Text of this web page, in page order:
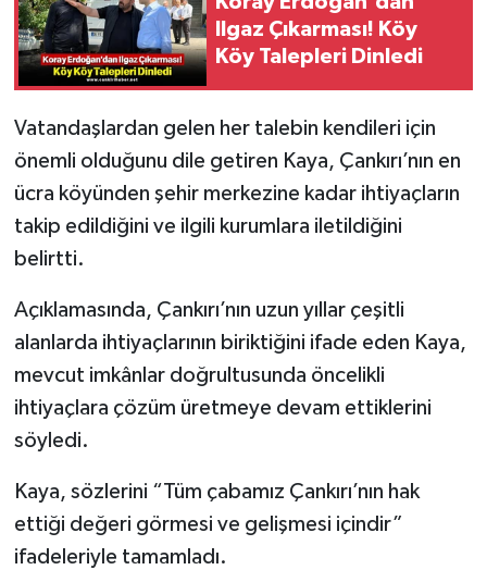
Ilgaz Çıkarması! Köy
Köy Talepleri Dinledi
Vatandaşlardan gelen her talebin kendileri için
önemli olduğunu dile getiren Kaya, Çankırı’nın en
ücra köyünden şehir merkezine kadar ihtiyaçların
takip edildiğini ve ilgili kurumlara iletildiğini
belirtti.
Açıklamasında, Çankırı’nın uzun yıllar çeşitli
alanlarda ihtiyaçlarının biriktiğini ifade eden Kaya,
mevcut imkânlar doğrultusunda öncelikli
ihtiyaçlara çözüm üretmeye devam ettiklerini
söyledi.
Kaya, sözlerini “Tüm çabamız Çankırı’nın hak
ettiği değeri görmesi ve gelişmesi içindir”
ifadeleriyle tamamladı.